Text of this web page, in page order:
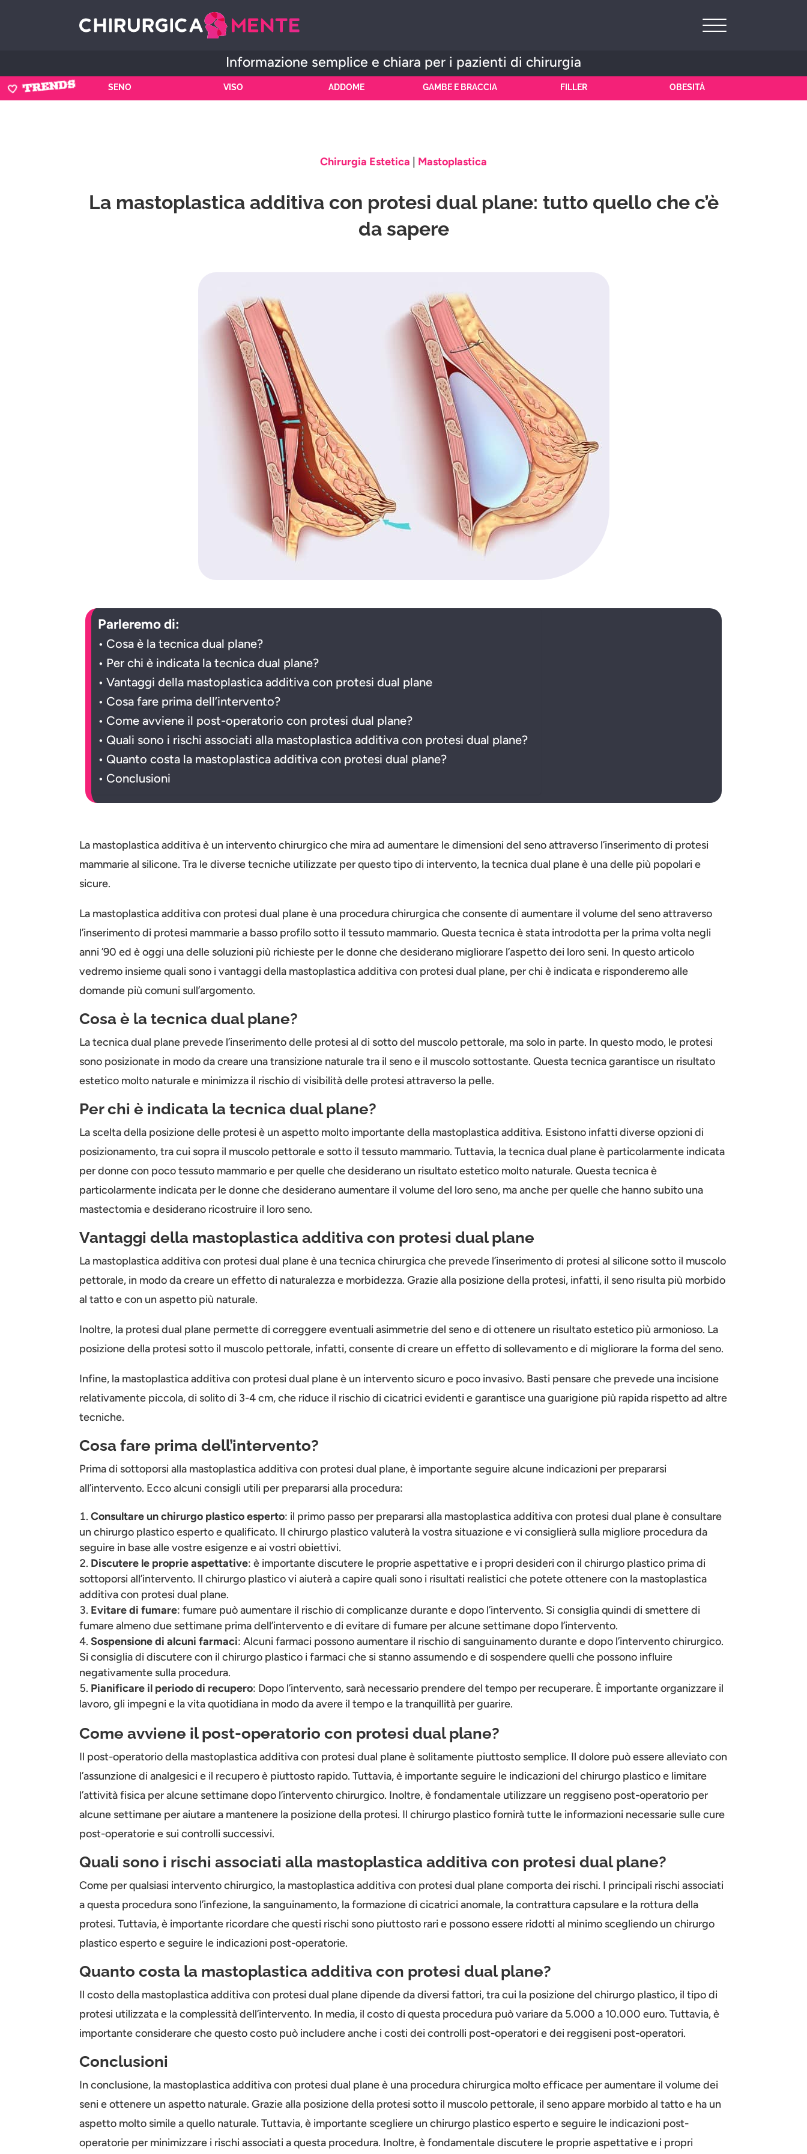
Informazione semplice e chiara per i pazienti di chirurgia
SENO
🤍 TRENDS VISO ADDOME GAMBE E BRACCIA FILLER OBESITÀ
Chirurgia Estetica Mastoplastica
La mastoplastica additiva con protesi dual plane: tutto quello che c’è
da sapere
Parleremo di:
Cosa è la tecnica dual plane?
Per chi è indicata la tecnica dual plane?
Vantaggi della mastoplastica additiva con protesi dual plane
Cosa fare prima dell’intervento?
Come avviene il post-operatorio con protesi dual plane?
Quali sono i rischi associati alla mastoplastica additiva con protesi dual plane?
Quanto costa la mastoplastica additiva con protesi dual plane?
Conclusioni
La mastoplastica additiva è un intervento chirurgico che mira ad aumentare le dimensioni del seno attraverso l’inserimento di protesi
mammarie al silicone. Tra le diverse tecniche utilizzate per questo tipo di intervento, la tecnica dual plane è una delle più popolari e
sicure.
La mastoplastica additiva con protesi dual plane è una procedura chirurgica che consente di aumentare il volume del seno attraverso
l’inserimento di protesi mammarie a basso profilo sotto il tessuto mammario. Questa tecnica è stata introdotta per la prima volta negli
anni ’90 ed è oggi una delle soluzioni più richieste per le donne che desiderano migliorare l’aspetto dei loro seni. In questo articolo
vedremo insieme quali sono i vantaggi della mastoplastica additiva con protesi dual plane, per chi è indicata e risponderemo alle
domande più comuni sull’argomento.
Cosa è la tecnica dual plane?
La tecnica dual plane prevede l’inserimento delle protesi al di sotto del muscolo pettorale, ma solo in parte. In questo modo, le protesi
sono posizionate in modo da creare una transizione naturale tra il seno e il muscolo sottostante. Questa tecnica garantisce un risultato
estetico molto naturale e minimizza il rischio di visibilità delle protesi attraverso la pelle.
Per chi è indicata la tecnica dual plane?
La scelta della posizione delle protesi è un aspetto molto importante della mastoplastica additiva. Esistono infatti diverse opzioni di
posizionamento, tra cui sopra il muscolo pettorale e sotto il tessuto mammario. Tuttavia, la tecnica dual plane è particolarmente indicata
per donne con poco tessuto mammario e per quelle che desiderano un risultato estetico molto naturale. Questa tecnica è
particolarmente indicata per le donne che desiderano aumentare il volume del loro seno, ma anche per quelle che hanno subito una
mastectomia e desiderano ricostruire il loro seno.
Vantaggi della mastoplastica additiva con protesi dual plane
La mastoplastica additiva con protesi dual plane è una tecnica chirurgica che prevede l’inserimento di protesi al silicone sotto il muscolo
pettorale, in modo da creare un effetto di naturalezza e morbidezza. Grazie alla posizione della protesi, infatti, il seno risulta più morbido
al tatto e con un aspetto più naturale.
Inoltre, la protesi dual plane permette di correggere eventuali asimmetrie del seno e di ottenere un risultato estetico più armonioso. La
posizione della protesi sotto il muscolo pettorale, infatti, consente di creare un effetto di sollevamento e di migliorare la forma del seno.
Infine, la mastoplastica additiva con protesi dual plane è un intervento sicuro e poco invasivo. Basti pensare che prevede una incisione
relativamente piccola, di solito di 3-4 cm, che riduce il rischio di cicatrici evidenti e garantisce una guarigione più rapida rispetto ad altre
tecniche.
Cosa fare prima dell’intervento?
Prima di sottoporsi alla mastoplastica additiva con protesi dual plane, è importante seguire alcune indicazioni per prepararsi
all’intervento. Ecco alcuni consigli utili per prepararsi alla procedura:
Consultare un chirurgo plastico esperto: il primo passo per prepararsi alla mastoplastica additiva con protesi dual plane è consultare
un chirurgo plastico esperto e qualificato. Il chirurgo plastico valuterà la vostra situazione e vi consiglierà sulla migliore procedura da
seguire in base alle vostre esigenze e ai vostri obiettivi.
Discutere le proprie aspettative: è importante discutere le proprie aspettative e i propri desideri con il chirurgo plastico prima di
sottoporsi all’intervento. Il chirurgo plastico vi aiuterà a capire quali sono i risultati realistici che potete ottenere con la mastoplastica
additiva con protesi dual plane.
Evitare di fumare: fumare può aumentare il rischio di complicanze durante e dopo l’intervento. Si consiglia quindi di smettere di
fumare almeno due settimane prima dell’intervento e di evitare di fumare per alcune settimane dopo l’intervento.
Sospensione di alcuni farmaci: Alcuni farmaci possono aumentare il rischio di sanguinamento durante e dopo l’intervento chirurgico.
Si consiglia di discutere con il chirurgo plastico i farmaci che si stanno assumendo e di sospendere quelli che possono influire
negativamente sulla procedura.
Pianificare il periodo di recupero: Dopo l’intervento, sarà necessario prendere del tempo per recuperare. È importante organizzare il
lavoro, gli impegni e la vita quotidiana in modo da avere il tempo e la tranquillità per guarire.
Come avviene il post-operatorio con protesi dual plane?
Il post-operatorio della mastoplastica additiva con protesi dual plane è solitamente piuttosto semplice. Il dolore può essere alleviato con
l’assunzione di analgesici e il recupero è piuttosto rapido. Tuttavia, è importante seguire le indicazioni del chirurgo plastico e limitare
l’attività fisica per alcune settimane dopo l’intervento chirurgico. Inoltre, è fondamentale utilizzare un reggiseno post-operatorio per
alcune settimane per aiutare a mantenere la posizione della protesi. Il chirurgo plastico fornirà tutte le informazioni necessarie sulle cure
post-operatorie e sui controlli successivi.
Quali sono i rischi associati alla mastoplastica additiva con protesi dual plane?
Come per qualsiasi intervento chirurgico, la mastoplastica additiva con protesi dual plane comporta dei rischi. I principali rischi associati
a questa procedura sono l’infezione, la sanguinamento, la formazione di cicatrici anomale, la contrattura capsulare e la rottura della
protesi. Tuttavia, è importante ricordare che questi rischi sono piuttosto rari e possono essere ridotti al minimo scegliendo un chirurgo
plastico esperto e seguire le indicazioni post-operatorie.
Quanto costa la mastoplastica additiva con protesi dual plane?
Il costo della mastoplastica additiva con protesi dual plane dipende da diversi fattori, tra cui la posizione del chirurgo plastico, il tipo di
protesi utilizzata e la complessità dell’intervento. In media, il costo di questa procedura può variare da 5.000 a 10.000 euro. Tuttavia, è
importante considerare che questo costo può includere anche i costi dei controlli post-operatori e dei reggiseni post-operatori.
Conclusioni
In conclusione, la mastoplastica additiva con protesi dual plane è una procedura chirurgica molto efficace per aumentare il volume dei
seni e ottenere un aspetto naturale. Grazie alla posizione della protesi sotto il muscolo pettorale, il seno appare morbido al tatto e ha un
aspetto molto simile a quello naturale. Tuttavia, è importante scegliere un chirurgo plastico esperto e seguire le indicazioni post-
operatorie per minimizzare i rischi associati a questa procedura. Inoltre, è fondamentale discutere le proprie aspettative e i propri